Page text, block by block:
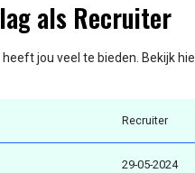
als Recruiter
jou veel te bieden. Bekijk
Recruiter
29-05-2024